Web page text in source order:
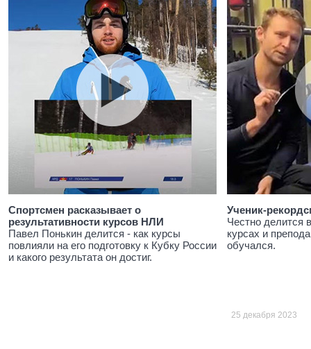
Спортсмен расказывает о
результативности курсов НЛИ
Павел Понькин делится - как курсы
повлияли на его подготовку к Кубку России
и какого результата он достиг.
Ученик-
Честно делится
курсах и
обучался.
25 декабря 2023